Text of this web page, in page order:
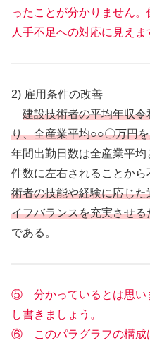
ったことが分かりません。
人手不足への対応に見えま
2) 雇用条件の改善
建設技術者の平均年収
り、全産業平均○○〇万円
年間出勤日数は全産業平
件数に左右されることか
術者の技能や経験に応じ
イフバランスを充実させ
である。
⑤ 分かっているとは思い
し書きましょう。
⑥ このパラグラフの構